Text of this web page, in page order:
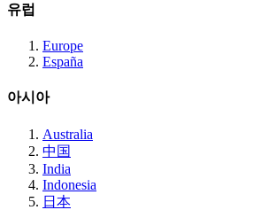
유럽
Europe
España
아시아
Australia
中国
India
Indonesia
日本